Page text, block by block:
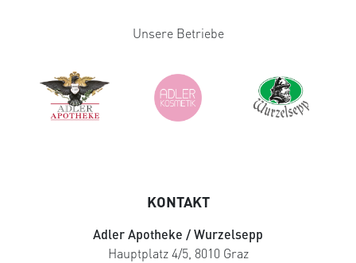
Unsere Betriebe
KONTAKT
Adler Apotheke / Wurzelsepp
Hauptplatz 4/5, 8010 Graz